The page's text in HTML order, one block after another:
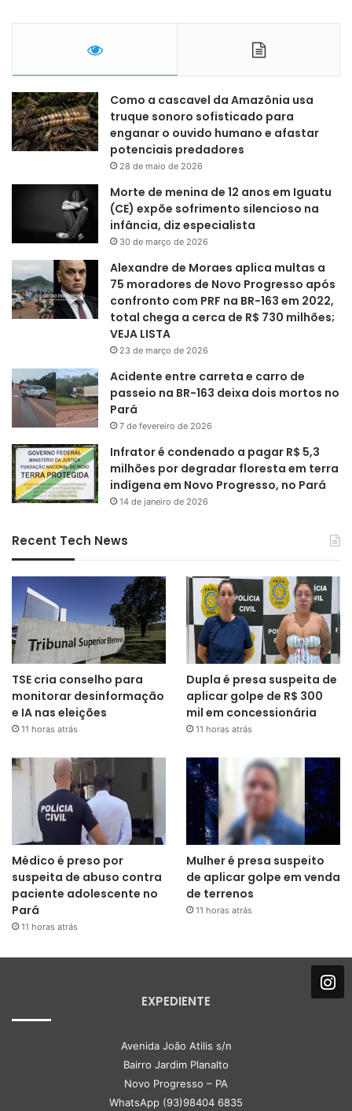
Como a cascavel da Amazônia usa
truque sonoro sofisticado para
enganar o ouvido humano e afastar
potenciais predadores
28 de maio de 2026
Morte de menina de 12 anos em Iguatu
(CE) expõe sofrimento silencioso na
infância, diz especialista
30 de março de 2026
Alexandre de Moraes aplica multas a
75 moradores de Novo Progresso após
confronto com PRF na BR-163 em 2022,
total chega a cerca de R$ 730 milhões;
VEJA LISTA
23 de março de 2026
Acidente entre carreta e carro de
passeio na BR-163 deixa dois mortos no
Pará
7 de fevereiro de 2026
Infrator é condenado a pagar R$ 5,3
milhões por degradar floresta em terra
indígena em Novo Progresso, no Pará
14 de janeiro de 2026
Recent Tech News
TSE cria conselho para
monitorar desinformação
e IA nas eleições
11 horas atrás
Dupla é presa suspeita de
aplicar golpe de R$ 300
mil em concessionária
11 horas atrás
Médico é preso por
suspeita de abuso contra
paciente adolescente no
Pará
11 horas atrás
Mulher é presa suspeito
de aplicar golpe em venda
de terrenos
11 horas atrás
EXPEDIENTE
Avenida João Atilis s/n
Bairro Jardim Planalto
Novo Progresso – PA
WhatsApp (93)98404 6835